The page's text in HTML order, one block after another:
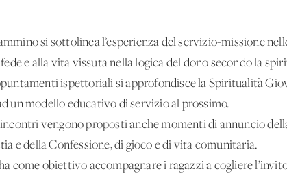
si sottolinea l’esperienza del servizio-missione
e alla vita vissuta nella logica del dono secondo la
ispettoriali si approfondisce la Spiritualità
un modello educativo di servizio al prossimo.
vengono proposti anche momenti di annuncio
e della Confessione, di gioco e di vita comunitaria.
come obiettivo accompagnare i ragazzi a cogliere